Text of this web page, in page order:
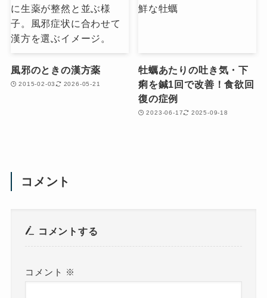
風邪のときの漢方薬
2015-02-03 2026-05-21
牡蠣あたりの吐き気・下
痢を鍼1回で改善！食欲回
復の症例
2023-06-17 2025-09-18
コメント
コメントする
コメント ※